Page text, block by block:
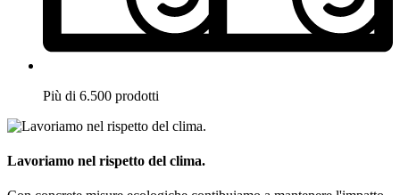
Più di 6.500 prodotti
Lavoriamo nel rispetto del clima.